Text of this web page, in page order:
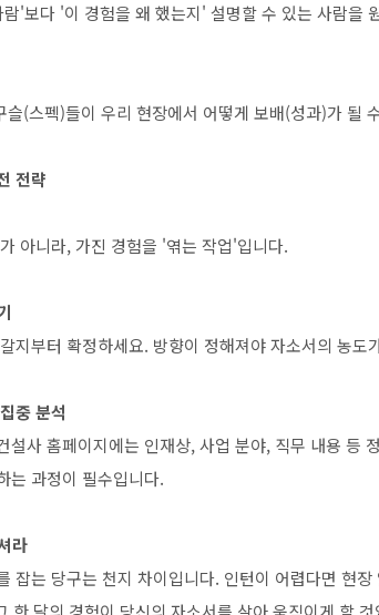
'보다 '이 경험을 왜 했는지' 설명할 수 있는 사람을
(스펙)들이 우리 현장에서 어떻게 보배(성과)가 될
전략
아니라, 가진 경험을 '엮는 작업'입니다.
지부터 확정하세요. 방향이 정해져야 자소서의 농도
중 분석
설사 홈페이지에는 인재상, 사업 분야, 직무 내용 등
는 과정이 필수입니다.
라
잡는 당구는 천지 차이입니다. 인턴이 어렵다면 현